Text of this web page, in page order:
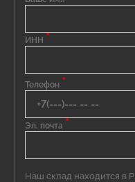
ИНН *
Телефон *
Эл. почта *
Наш склад находится в